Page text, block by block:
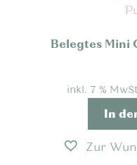
Belegtes Mini
inkl. 7 %
In